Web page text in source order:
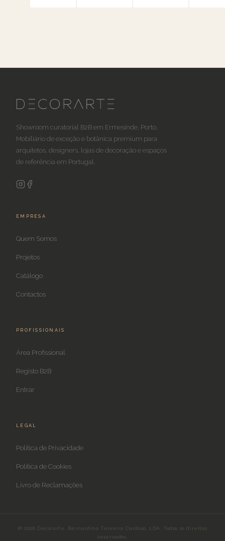
Showroom curatorial B2B em Ermesinde, Porto.
Mobiliário de exceção e botânica premium para
arquitetos, designers, lojas de decoração e espaços
de referência em Portugal.
EMPRESA
Quem Somos
Projetos
Catálogo
Contactos
PROFISSIONAIS
Área Profissional
Registo B2B
Entrar
LEGAL
Política de Privacidade
Política de Cookies
Livro de Reclamações
© 2026 Decorarte, Bernardino Teixeira Cardoso, LDA. Todos os direitos
reservados.